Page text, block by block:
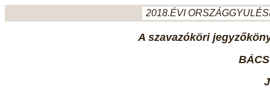
2018.ÉVI
A szavazóköri